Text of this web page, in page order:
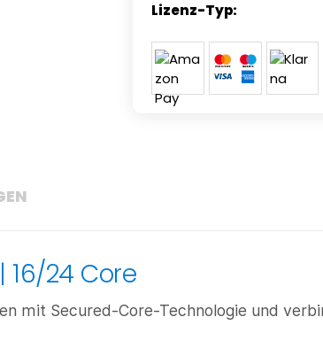
Lizenz-Typ:
| 16/24 Core
mit Secured-Core-Technologie und